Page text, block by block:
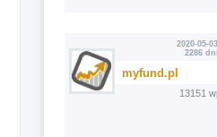
2020-05-
2286
myfund.pl
13151